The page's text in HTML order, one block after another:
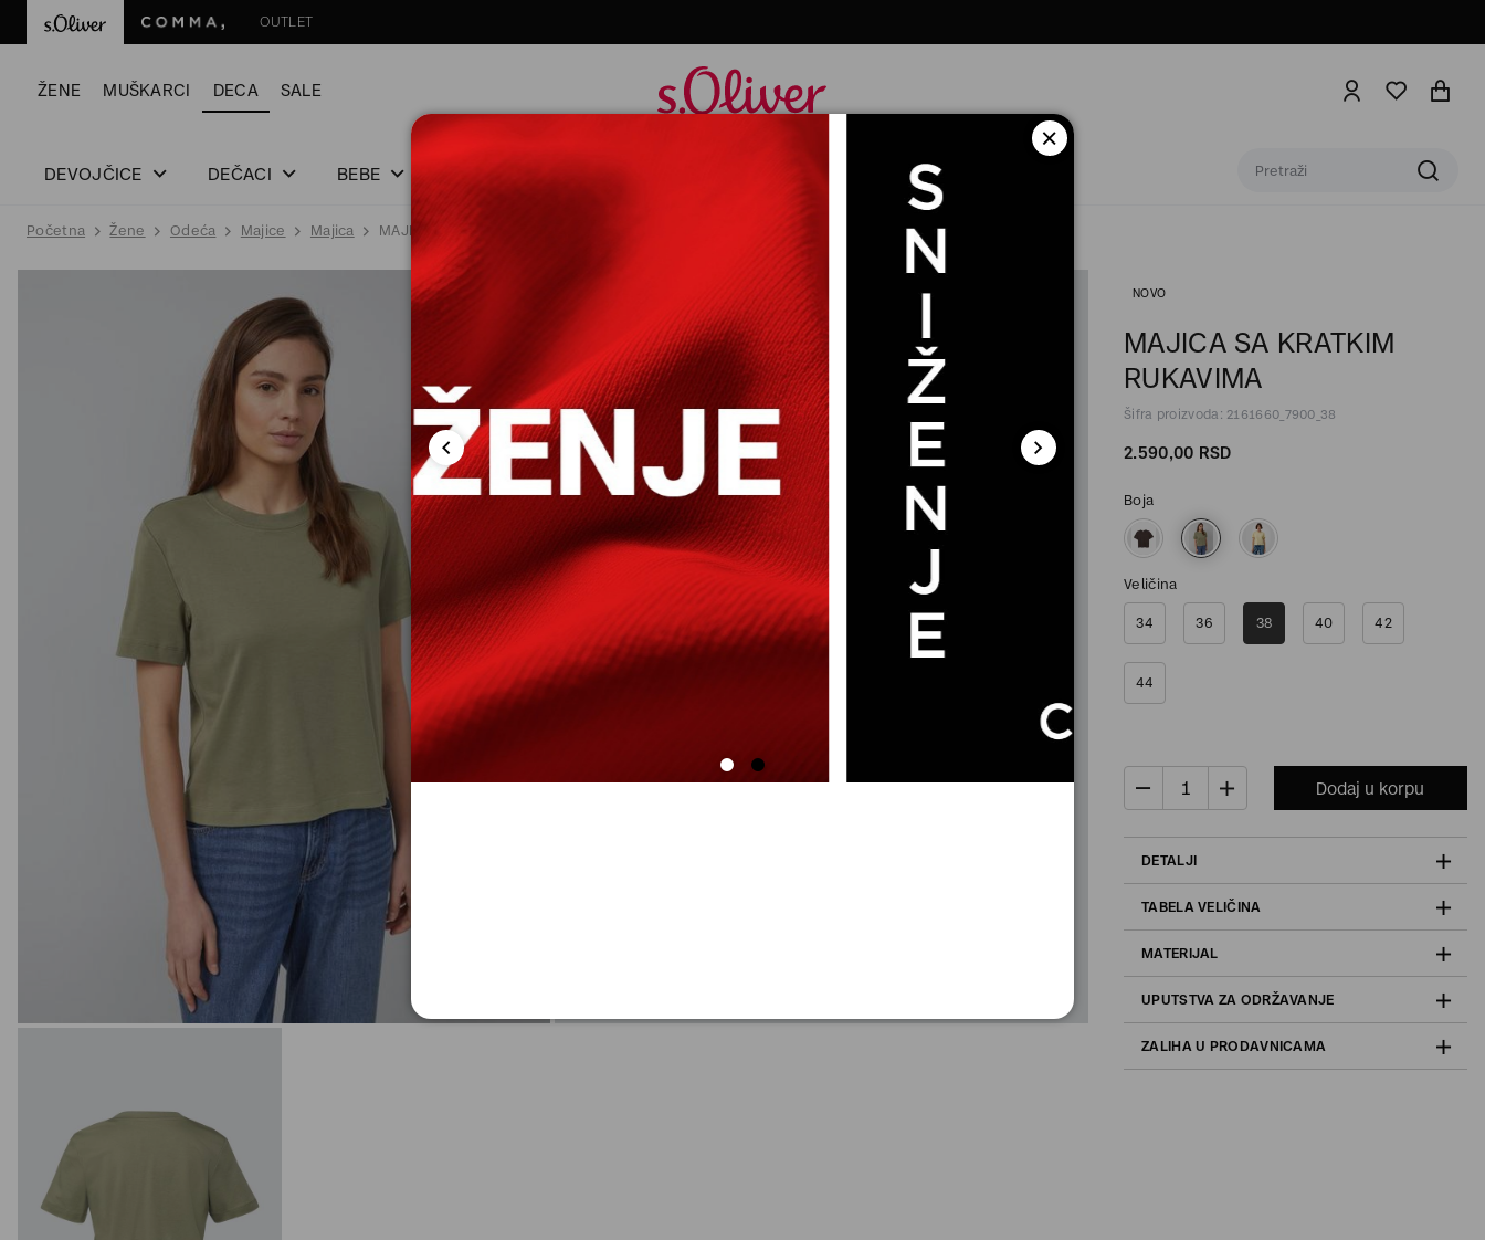
OUTLET
ŽENE MUŠKARCI DECA SALE
DEVOJČICE DEČACI BEBE
Početna Žene Odeća Majice Majica MAJICA SA KRATKIM RUKAVIMA
NOVO
MAJICA SA KRATKIM
RUKAVIMA
Šifra proizvoda: 2161660_7900_38
2.590,00 RSD
Boja
Veličina
34 36 38 40 42
44
Dodaj u korpu
DETALJI
TABELA VELIČINA
MATERIJAL
UPUTSTVA ZA ODRŽAVANJE
ZALIHA U PRODAVNICAMA